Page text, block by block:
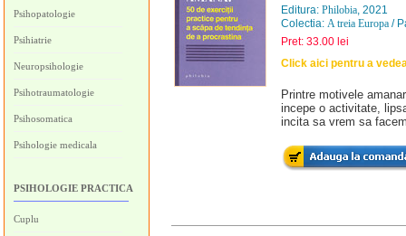
Psihopatologie
Psihiatrie
Neuropsihologie
Psihotraumatologie
Psihosomatica
Psihologie medicala
PSIHOLOGIE PRACTICA
Cuplu
Editura: Philobia, 2021
Colectia: A treia Europa /
Pret: 33.00 lei
Click aici pentru a
Printre motivele
incepe o activitate,
incita sa vrem sa